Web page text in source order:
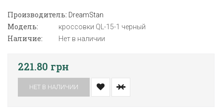
Производитель: DreamStan
Модель: кроссовки QL-15-1 черный
Наличие: Нет в наличии
221.80 грн
НЕТ В НАЛИЧИИ